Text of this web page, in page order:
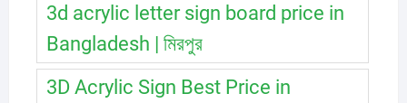
3d acrylic letter sign board price in
Bangladesh | মিরপুর
3D Acrylic Sign Best Price in